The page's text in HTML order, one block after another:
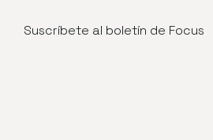
Suscríbete al boletín de Focus